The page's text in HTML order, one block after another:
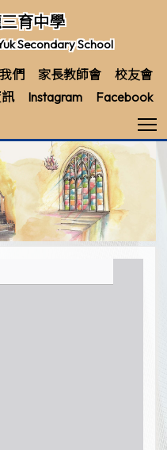
育中學
Secondary School
們 家長教師會
校友會
Instagram Facebook